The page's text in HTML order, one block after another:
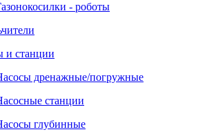
- роботы
и станции
дренажные/погружные
станции
глубинные